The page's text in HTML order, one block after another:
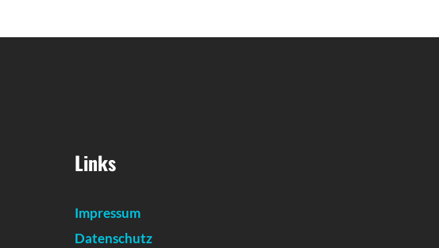
Links
Impressum
Datenschutz